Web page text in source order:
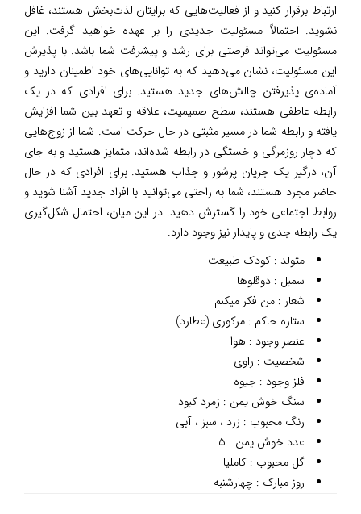
ارتباط برقرار کنید و از فعالیت‌هایی که برایتان لذت‌بخش هستند، غافل
نشوید. احتمالاً مسئولیت جدیدی را بر عهده خواهید گرفت. این
مسئولیت می‌تواند فرصتی برای رشد و پیشرفت شما باشد. با پذیرش
این مسئولیت، نشان می‌دهید که به توانایی‌های خود اطمینان دارید و
آماده‌ی پذیرفتن چالش‌های جدید هستید. برای افرادی که در یک
رابطه عاطفی هستند، سطح صمیمیت، علاقه و تعهد بین شما افزایش
یافته و رابطه شما در مسیر مثبتی در حال حرکت است. شما از زوج‌هایی
که دچار روزمرگی و خستگی در رابطه شده‌اند، متمایز هستید و به جای
آن، درگیر یک جریان پرشور و جذاب هستید. برای افرادی که در حال
حاضر مجرد هستند، شما به راحتی می‌توانید با افراد جدید آشنا شوید و
روابط اجتماعی خود را گسترش دهید. در این میان، احتمال شکل‌گیری
یک رابطه جدی و پایدار نیز وجود دارد.
متولد : کودک طبیعت
سمبل : دوقلوها
شعار : من فکر میکنم
ستاره حاکم : مرکوری (عطارد)
عنصر وجود : هوا
شخصیت : راوی
فلز وجود : جیوه
سنگ خوش یمن : زمرد کبود
رنگ محبوب : زرد ، سبز ، آبی
عدد خوش یمن : ۵
گل محبوب : کاملیا
روز مبارک : چهارشنبه